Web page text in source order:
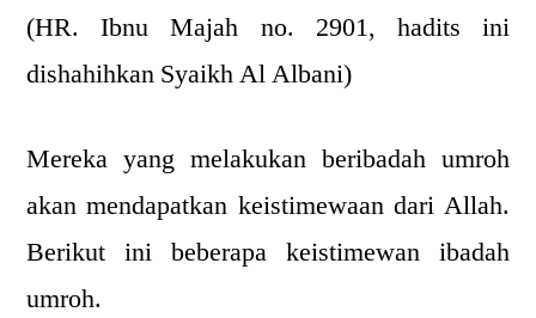
(HR. Ibnu Majah no. 2901, hadits ini
dishahihkan Syaikh Al Albani)
Mereka yang melakukan beribadah umroh
akan mendapatkan keistimewaan dari Allah.
Berikut ini beberapa keistimewan ibadah
umroh.